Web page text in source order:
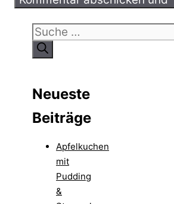
Suche
nach:
Neueste
Beiträge
Apfelkuchen
mit
Pudding
&